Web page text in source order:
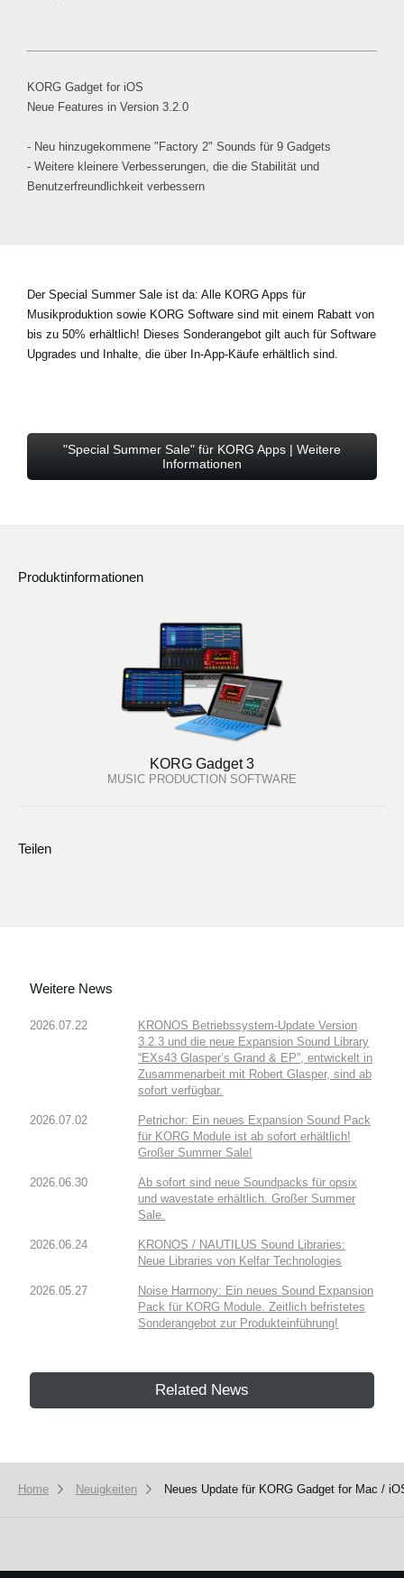
KORG Gadget for iOS
Neue Features in Version 3.2.0
- Neu hinzugekommene "Factory 2" Sounds für 9 Gadgets
- Weitere kleinere Verbesserungen, die die Stabilität und
Benutzerfreundlichkeit verbessern
Der Special Summer Sale ist da: Alle KORG Apps für
Musikproduktion sowie KORG Software sind mit einem Rabatt von
bis zu 50% erhältlich! Dieses Sonderangebot gilt auch für Software
Upgrades und Inhalte, die über In-App-Käufe erhältlich sind.
"Special Summer Sale" für KORG Apps | Weitere
Informationen
Produktinformationen
KORG Gadget 3
MUSIC PRODUCTION SOFTWARE
Teilen
Weitere News
2026.07.22
KRONOS Betriebssystem-Update Version
3.2.3 und die neue Expansion Sound Library
“EXs43 Glasper’s Grand & EP”, entwickelt in
Zusammenarbeit mit Robert Glasper, sind ab
sofort verfügbar.
2026.07.02
Petrichor: Ein neues Expansion Sound Pack
für KORG Module ist ab sofort erhältlich!
Großer Summer Sale!
2026.06.30
Ab sofort sind neue Soundpacks für opsix
und wavestate erhältlich. Großer Summer
Sale.
2026.06.24
KRONOS / NAUTILUS Sound Libraries:
Neue Libraries von Kelfar Technologies
2026.05.27
Noise Harmony: Ein neues Sound Expansion
Pack für KORG Module. Zeitlich befristetes
Sonderangebot zur Produkteinführung!
Related News
Home Neuigkeiten Neues Update für KORG Gadget for Mac /